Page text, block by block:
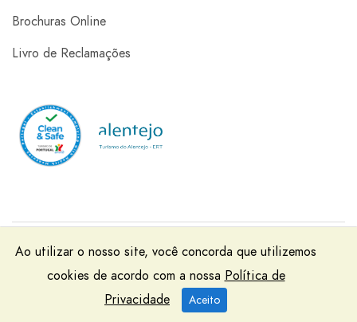
Brochuras Online
Livro de Reclamações
Rainha Santa Isabel - Viagens e Turismo, Lda | RNAVT
2045 | © 2025 Todos os Direitos Reservados | Powered by
Ao utilizar o nosso site, você concorda que utilizemos
cookies de acordo com a nossa Política de
Privacidade
Aceito